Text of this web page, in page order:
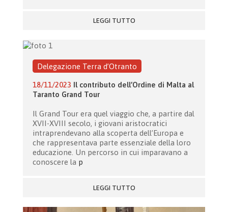
LEGGI TUTTO
Delegazione Terra d’Otranto
18/11/2023 Il contributo dell’Ordine di Malta al
Taranto Grand Tour
Il Grand Tour era quel viaggio che, a partire dal
XVII-XVIII secolo, i giovani aristocratici
intraprendevano alla scoperta dell’Europa e
che rappresentava parte essenziale della loro
educazione. Un percorso in cui imparavano a
conoscere la p
LEGGI TUTTO